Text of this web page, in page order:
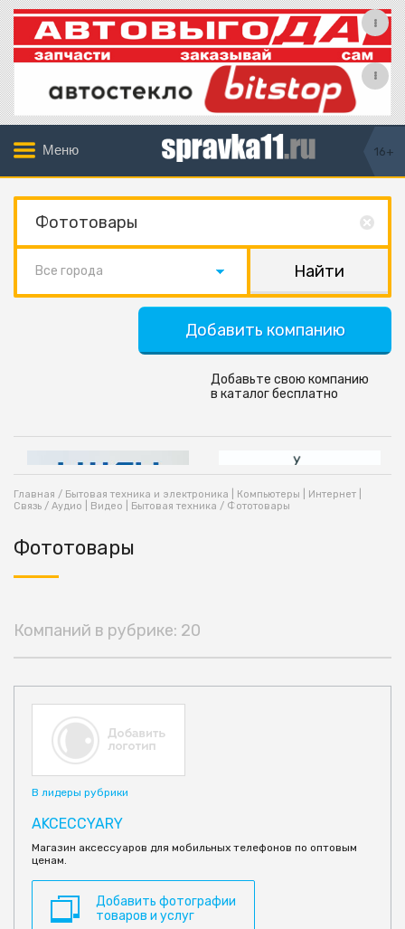
Меню 16+
Все города
Добавить компанию
Добавьте свою компанию
в каталог бесплатно
Главная / Бытовая техника и электроника | Компьютеры | Интернет |
Связь / Аудио | Видео | Бытовая техника / Фототовары
Фототовары
Компаний в рубрике: 20
В лидеры рубрики
AKCECCYARY
Магазин аксессуаров для мобильных телефонов по оптовым
ценам.
Добавить фотографии
товаров и услуг